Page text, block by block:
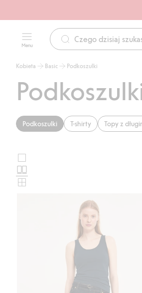
Menu
Kobieta Basic Podkoszulki
Podkoszulki T-shirty Topy z
Wybierz
układ